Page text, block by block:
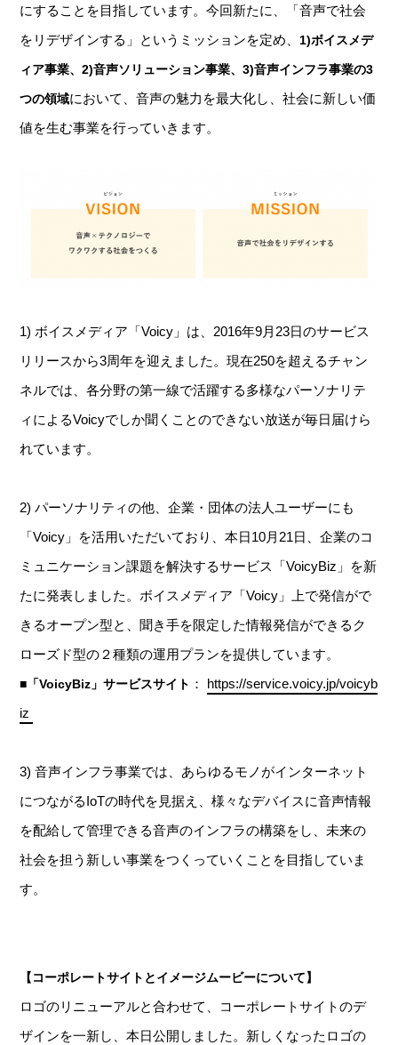
にすることを目指しています。今回新たに、「音声で社会
をリデザインする」というミッションを定め、 1)ボイスメデ
ィア事業、2)音声ソリューション事業、3)音声インフラ事業の3
つの領域において、音声の魅力を最大化し、社会に新しい価
値を生む事業を行っていきます。
​1) ボイスメディア「Voicy」は、2016年9月23日のサービス
リリースから3周年を迎えました。現在250を超えるチャン
ネルでは、各分野の第一線で活躍する多様なパーソナリテ
ィによるVoicyでしか聞くことのできない放送が毎日届けら
れています。
2) パーソナリティの他、企業・団体の法人ユーザーにも
「Voicy」を活用いただいており、本日10月21日、企業のコ
ミュニケーション課題を解決するサービス「VoicyBiz」を新
たに発表しました。ボイスメディア「Voicy」上で発信がで
きるオープン型と、聞き手を限定した情報発信ができるク
ローズド型の２種類の運用プランを提供しています。
■「VoicyBiz」サービスサイト ： https://service.voicy.jp/voicyb
iz
3) 音声インフラ事業では、あらゆるモノがインターネット
につながるIoTの時代を見据え、様々なデバイスに音声情報
を配給して管理できる音声のインフラの構築をし、未来の
社会を担う新しい事業をつくっていくことを目指していま
す。
【コーポレートサイトとイメージムービーについて】
ロゴのリニューアルと合わせて、コーポレートサイトのデ
ザインを一新し、本日公開しました。新しくなったロゴの